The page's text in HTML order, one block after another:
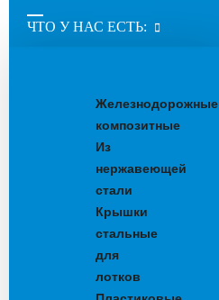
ЧТО У НАС ЕСТЬ:
Железнодорожные
композитные
Из
нержавеющей
стали
Крышки
стальные
для
лотков